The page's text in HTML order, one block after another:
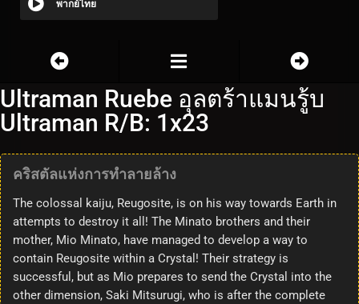
พากย์ไทย
Ultraman Ruebe อุลตร้าแมนรู้บ
Ultraman R/B: 1x23
คริสตัลแห่งการทำลายล้าง
The colossal kaiju, Reugosite, is on his way towards Earth in
attempts to destroy it all! The Minato brothers and their
mother, Mio Minato, have managed to develop a way to
contain Reugosite within a Crystal! Their strategy is
successful, but as Mio prepares to send the Crystal into the
other dimension, Saki Mitsurugi, who is after the complete